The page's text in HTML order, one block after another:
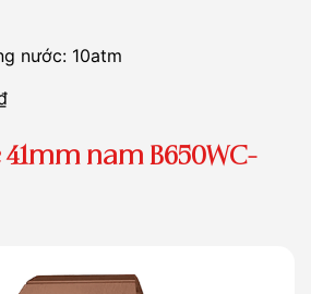
nước: 10atm
41mm nam B650WC-